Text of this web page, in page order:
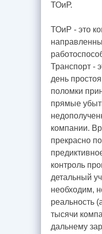
ТОиР.
ТОиР - это
Транспорт -
день
поломки
прямые
компании.
прекрасно
контроль
детальный
необходим,
реальность
тысячи
дальнему